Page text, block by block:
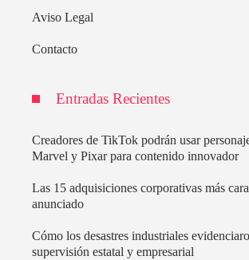
Aviso Legal
Contacto
Entradas Recientes
Creadores de TikTok podrán usar
Marvel y Pixar para contenido innovador
Las 15 adquisiciones corporativas más
anunciado
Cómo los desastres industriales
supervisión estatal y empresarial